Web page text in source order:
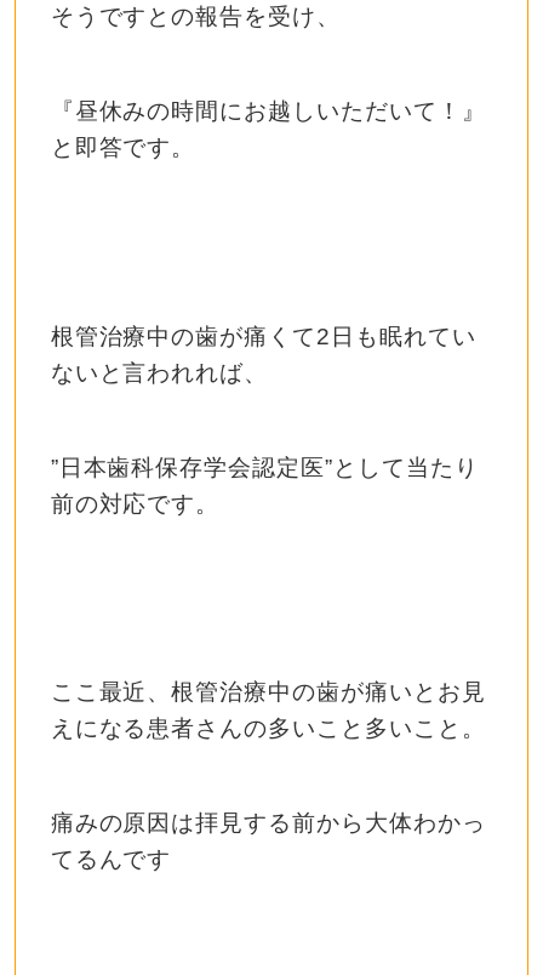
そうですとの報告を受け、
『昼休みの時間にお越しいただいて！』
と即答です。
根管治療中の歯が痛くて2日も眠れてい
ないと言われれば、
”日本歯科保存学会認定医”として当たり
前の対応です。
ここ最近、根管治療中の歯が痛いとお見
えになる患者さんの多いこと多いこと。
痛みの原因は拝見する前から大体わかっ
てるんです